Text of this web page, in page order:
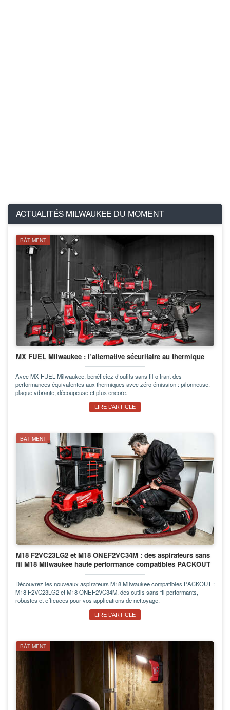
ACTUALITÉS MILWAUKEE DU MOMENT
BÂTIMENT
MX FUEL Milwaukee : l’alternative sécuritaire au thermique
Avec MX FUEL Milwaukee, bénéficiez d’outils sans fil offrant des
performances équivalentes aux thermiques avec zéro émission : pilonneuse,
plaque vibrante, découpeuse et plus encore.
LIRE L’ARTICLE
BÂTIMENT
M18 F2VC23LG2 et M18 ONEF2VC34M : des aspirateurs sans
fil M18 Milwaukee haute performance compatibles PACKOUT
Découvrez les nouveaux aspirateurs M18 Milwaukee compatibles PACKOUT :
M18 F2VC23LG2 et M18 ONEF2VC34M, des outils sans fil performants,
robustes et efficaces pour vos applications de nettoyage.
LIRE L’ARTICLE
BÂTIMENT